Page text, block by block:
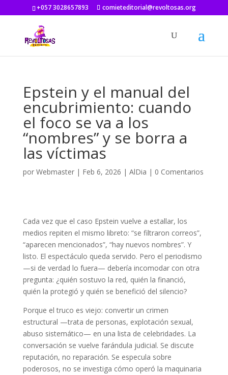
+057 3028657893 comieteditorial@revoltosas.org
Epstein y el manual del
encubrimiento: cuando
el foco se va a los
“nombres” y se borra a
las víctimas
por Webmaster| Feb 6, 2026 | AlDia | 0 Comentarios
Cada vez que el caso Epstein vuelve a estallar, los
medios repiten el mismo libreto: “se filtraron correos”,
“aparecen mencionados”, “hay nuevos nombres”. Y
listo. El espectáculo queda servido. Pero el periodismo
—si de verdad lo fuera— debería incomodar con otra
pregunta: ¿quién sostuvo la red, quién la financió,
quién la protegió y quién se benefició del silencio?
Porque el truco es viejo: convertir un crimen
estructural —trata de personas, explotación sexual,
abuso sistemático— en una lista de celebridades. La
conversación se vuelve farándula judicial. Se discute
reputación, no reparación. Se especula sobre
poderosos, no se investiga cómo operó la maquinaria